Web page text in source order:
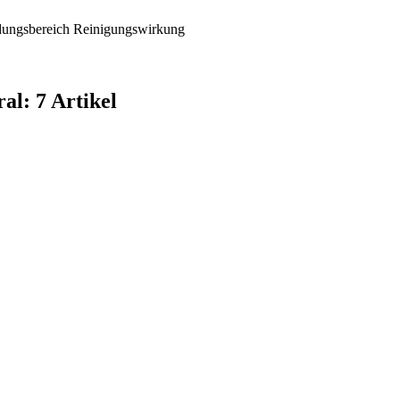
Reinigungswirkung
7 Artikel